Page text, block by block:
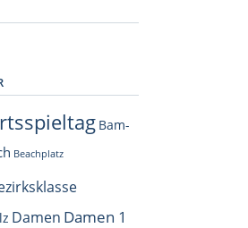
Bam-
Beachplatz
Damen Damen 1